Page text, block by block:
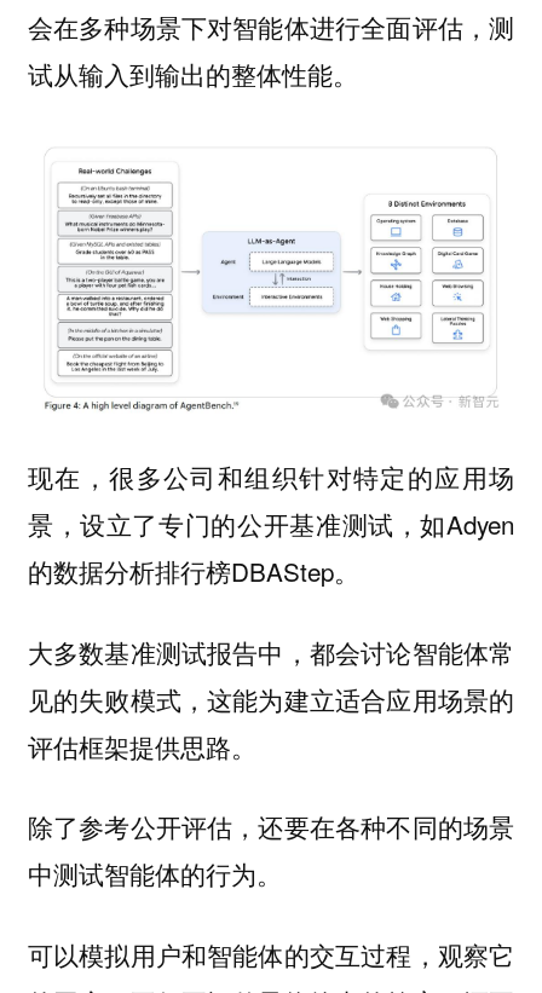
会在多种场景下对智能体进行全面评估，测
试从输入到输出的整体性能。
现在，很多公司和组织针对特定的应用场
景，设立了专门的公开基准测试，如Adyen
的数据分析排行榜DBAStep。
大多数基准测试报告中，都会讨论智能体常
见的失败模式，这能为建立适合应用场景的
评估框架提供思路。
除了参考公开评估，还要在各种不同的场景
中测试智能体的行为。
可以模拟用户和智能体的交互过程，观察它